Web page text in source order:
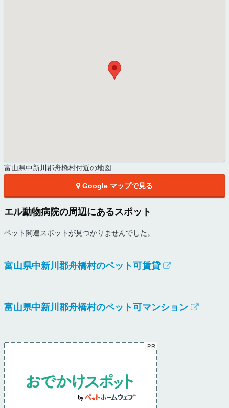
富山県中新川郡舟橋村付近の地図
Google マップで見る
エル動物病院の周辺にあるスポット
ペット関連スポットが見つかりませんでした。
富山県中新川郡舟橋村のペット可賃貸
富山県中新川郡舟橋村のペット可マンション